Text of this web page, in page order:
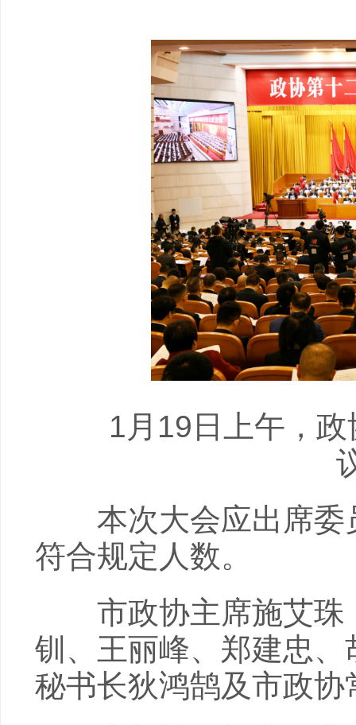
1月19日上午，政
本次大会应出席委
符合规定人数。
市政协主席施艾珠
钏、王丽峰、郑建忠
秘书长狄鸿鹄及市政